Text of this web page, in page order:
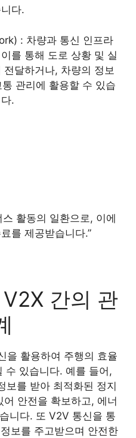
다.
: 차량과 통신 인프라
를 통해 도로 상황 및 실
달하거나, 차량의 정보
관리에 활용할 수 있습
.
활동의 일환으로, 이에
를 제공받습니다.”
간의 관
을 활용하여 주행의 효율
수 있습니다. 예를 들어,
보를 받아 최적화된 정지
안전을 확보하고, 에너
니다. 또 V2V 통신을 통
보를 주고받으며 안전한